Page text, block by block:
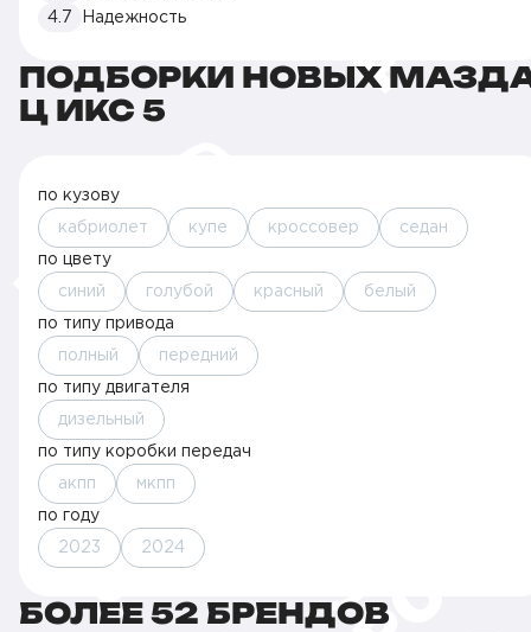
4.7
Надежность
ПОДБОРКИ НОВЫХ
Ц ИКС 5
по кузову
кабриолет купе кроссовер седан
по цвету
синий голубой красный белый
по типу привода
полный передний
по типу двигателя
дизельный
по типу коробки передач
акпп мкпп
по году
2023 2024
БОЛЕЕ 52 БРЕНДОВ